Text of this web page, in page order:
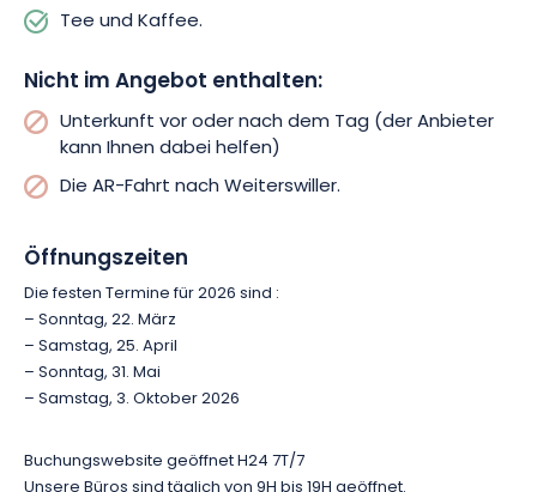
Tee und Kaffee.
Nicht im Angebot enthalten:
Unterkunft vor oder nach dem Tag (der Anbieter
kann Ihnen dabei helfen)
Die AR-Fahrt nach Weiterswiller.
Öffnungszeiten
Die festen Termine für 2026 sind :
– Sonntag, 22. März
– Samstag, 25. April
– Sonntag, 31. Mai
– Samstag, 3. Oktober 2026
Buchungswebsite geöffnet H24 7T/7